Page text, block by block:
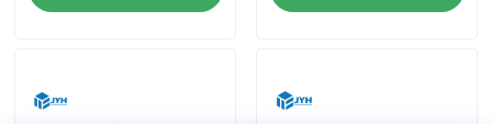
Demandez une citation